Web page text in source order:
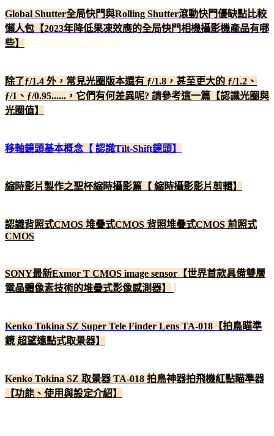
Global Shutter全局快門與Rolling Shutter滾動快門優缺點比較
懶人包【2023年降低果凍效應的全局快門相機攝影機產品有哪
些】
除了ƒ/1.4 外，常見光圈版本還有 ƒ/1.8，甚至更大的 ƒ/1.2、
ƒ/1、ƒ/0.95......，它們有何差異呢? 請參考這一篇【認識光圈與
光圈值】
移軸鏡頭基本概念【 認識Tilt-Shift鏡頭】
縮時影片製作之聖杯縮時攝影篇【 縮時攝影影片剪輯】
認識背照式CMOS 堆疊式CMOS 背照堆疊式CMOS 前照式
CMOS
SONY最新Exmor T CMOS image sensor【世界首款具備雙層
電晶體像素技術的堆疊式影像感測器】
Kenko Tokina SZ Super Tele Finder Lens TA-018【拍鳥瞄準
鏡 超望遠點式取景器】
Kenko Tokina SZ 取景器 TA-018 拍鳥神器拍飛機紅點瞄準器
【功能、使用與設定介紹】